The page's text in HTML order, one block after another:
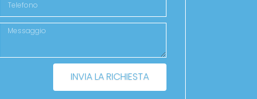
INVIA LA RICHIESTA